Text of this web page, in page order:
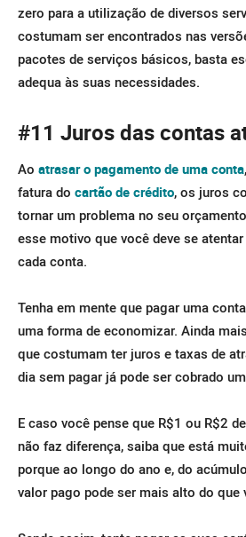
zero para a utilização de diversos
costumam ser encontrados nas
pacotes de serviços básicos, basta
adequa às suas necessidades.
#11 Juros das contas
Ao atrasar o pagamento de uma conta
fatura do cartão de crédito, os juros
tornar um problema no seu
esse motivo que você deve se
cada conta.
Tenha em mente que pagar uma
uma forma de economizar. Ainda
que costumam ter juros e taxas de
dia sem pagar já pode ser cobrado
E caso você pense que R$1 ou R$2
não faz diferença, saiba que está
porque ao longo do ano e, do
valor pago pode ser mais alto do que